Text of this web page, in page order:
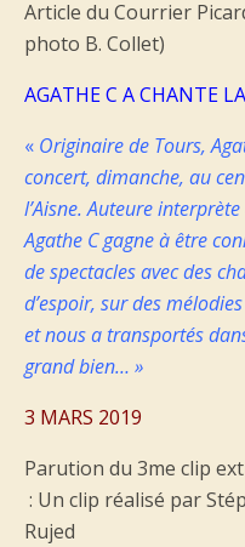
Article du Courrier
photo B. Collet)
AGATHE C A CHANTE
« Originaire de Tours,
concert, dimanche, au
l’Aisne. Auteure
Agathe C gagne à être
de spectacles avec des
d’espoir, sur des
et nous a transportés
grand bien… »
3 MARS 2019
Parution du 3me clip
: Un clip réalisé par
Rujed